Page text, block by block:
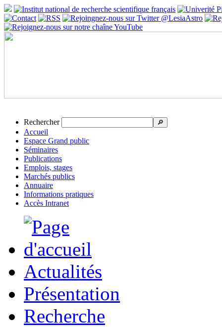
Rechercher 🔎
Accueil
Espace Grand public
Séminaires
Publications
Emplois, stages
Marchés publics
Annuaire
Informations pratiques
Accès Intranet
Actualités
Présentation
Recherche